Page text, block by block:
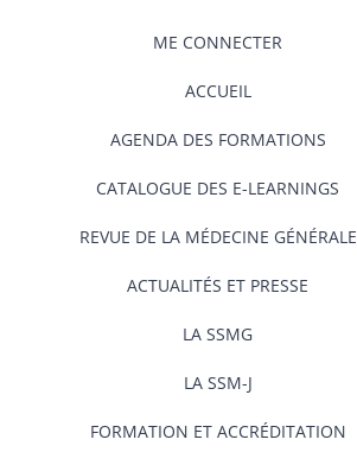
ME CONNECTER
ACCUEIL
AGENDA DES FORMATIONS
CATALOGUE DES E-LEARNINGS
REVUE DE LA MÉDECINE GÉNÉRALE
ACTUALITÉS ET PRESSE
LA SSMG
LA SSM-J
FORMATION ET ACCRÉDITATION